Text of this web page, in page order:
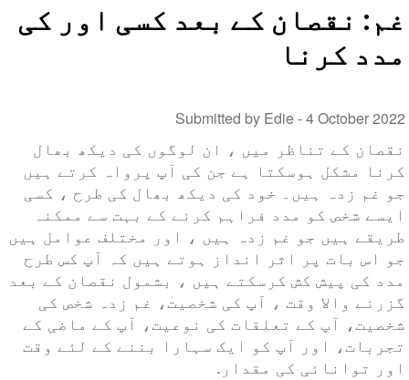
غم: نقصان کے بعد کسی اور کی
مدد کرنا
Submitted by Edie -4 October 2022
نقصان کے تناظر میں ، ان لوگوں کی دیکھ بھال
کرنا مشکل ہوسکتا ہے جن کی آپ پرواہ کرتے ہیں
جو غم زدہ ہیں۔ خود کی دیکھ بھال کی طرح ، کسی
ایسے شخص کو مدد فراہم کرنے کے بہت سے ممکنہ
طریقے ہیں جو غم زدہ ہیں ، اور مختلف عوامل ہیں
جو اس بات پر اثر انداز ہوتے ہیں کہ آپ کس طرح
مدد کی پیش کش کرسکتے ہیں ، بشمول نقصان کے بعد
گزرنے والا وقت ، آپ کی شخصیت، غم زدہ شخص کی
شخصیت، آپ کے تعلقات کی نوعیت، آپ کے ماضی کے
تجربات، اور آپ کو ایک سہارا بننے کے لئے وقت
اور توانائی کی مقدار.